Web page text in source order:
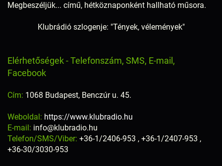
Megbeszéljük... című, hétköznaponként hallható műsora.
Klubrádió szlogenje: "Tények, vélemények"
Elérhetőségek - Telefonszám, SMS, E-mail,
Facebook
Cím: 1068 Budapest, Benczúr u. 45.
Weboldal: https://www.klubradio.hu
E-mail: info@klubradio.hu
Telefon/SMS/Viber: +36-1/2406-953 , +36-1/2407-953 ,
+36-30/3030-953